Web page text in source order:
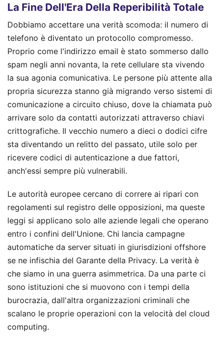
La Fine Dell'Era Della Reperibilità Totale
Dobbiamo accettare una verità scomoda: il numero di
telefono è diventato un protocollo compromesso.
Proprio come l'indirizzo email è stato sommerso dallo
spam negli anni novanta, la rete cellulare sta vivendo
la sua agonia comunicativa. Le persone più attente alla
propria sicurezza stanno già migrando verso sistemi di
comunicazione a circuito chiuso, dove la chiamata può
arrivare solo da contatti autorizzati attraverso chiavi
crittografiche. Il vecchio numero a dieci o dodici cifre
sta diventando un relitto del passato, utile solo per
ricevere codici di autenticazione a due fattori,
anch'essi sempre più vulnerabili.
Le autorità europee cercano di correre ai ripari con
regolamenti sul registro delle opposizioni, ma queste
leggi si applicano solo alle aziende legali che operano
entro i confini dell'Unione. Chi lancia campagne
automatiche da server situati in giurisdizioni offshore
se ne infischia del Garante della Privacy. La verità è
che siamo in una guerra asimmetrica. Da una parte ci
sono istituzioni che si muovono con i tempi della
burocrazia, dall'altra organizzazioni criminali che
scalano le proprie operazioni con la velocità del cloud
computing.